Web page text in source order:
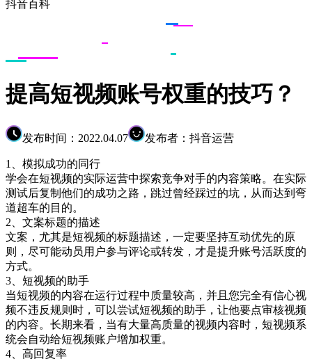
抖音百科
提高短视频账号权重的技巧？
发布时间：2022.04.07 发布者：抖音运营
1、模拟成功的同行
学会在短视频的实际运营中探索竞争对手的内容策略。在实际
测试后复制他们的成功之路，跳过曾经踩过的坑，从而达到弯
道超车的目的。
2、文案标题的描述
文案，尤其是短视频的标题描述，一定要坚持互动优先的原
则，尽可能动员用户参与评论或转发，才是提升账号活跃度的
方式。
3、短视频的助手
当短视频的内容在运行过程中质量较高，并且您完全有信心视
频不违反规则时，可以尝试短视频的助手，让他要点审核视频
的内容。长期来看，当有大量高质量的视频内容时，短视频系
统会自动给短视频账户增加权重。
4、高回复率